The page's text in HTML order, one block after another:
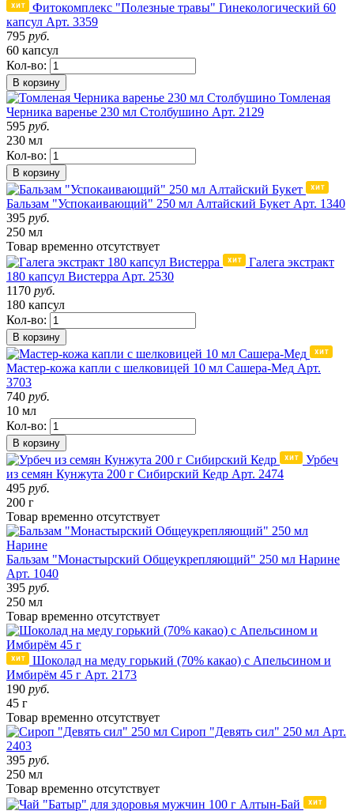
Фитокомплекс "Полезные травы" Гинекологический 60
капсул Арт. 3359
795 руб.
60 капсул
Кол-во:
В корзину
Томленая
Черника варенье 230 мл Столбушино Арт. 2129
595 руб.
230 мл
Кол-во:
В корзину
Бальзам "Успокаивающий" 250 мл Алтайский Букет Арт. 1340
395 руб.
250 мл
Товар временно отсутствует
Галега экстракт
180 капсул Вистерра Арт. 2530
1170 руб.
180 капсул
Кол-во:
В корзину
Мастер-кожа капли с шелковицей 10 мл Сашера-Мед Арт.
3703
740 руб.
10 мл
Кол-во:
В корзину
Урбеч
из семян Кунжута 200 г Сибирский Кедр Арт. 2474
495 руб.
200 г
Товар временно отсутствует
Бальзам "Монастырский Общеукрепляющий" 250 мл Нарине
Арт. 1040
395 руб.
250 мл
Товар временно отсутствует
Шоколад на меду горький (70% какао) с Апельсином и
Имбирём 45 г Арт. 2173
190 руб.
45 г
Товар временно отсутствует
Сироп "Девять сил" 250 мл Арт.
2403
395 руб.
250 мл
Товар временно отсутствует